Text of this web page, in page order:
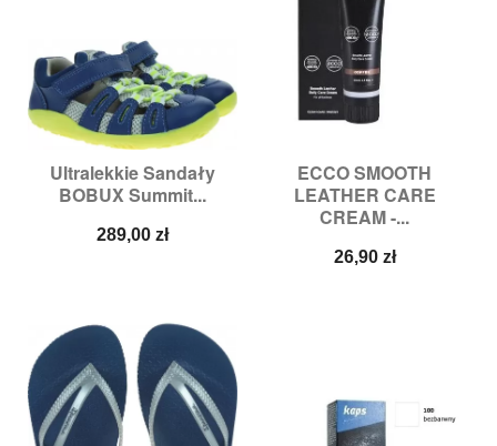
Ultralekkie Sandały
BOBUX Summit...
Cena
289,00 zł
ECCO SMOOTH
LEATHER CARE
CREAM -...
Cena
26,90 zł